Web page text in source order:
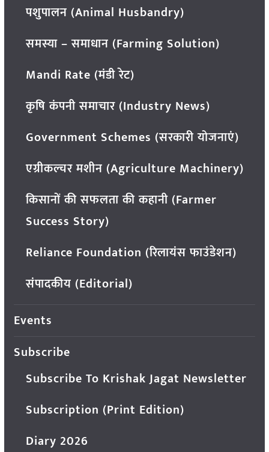
पशुपालन (Animal Husbandry)
समस्या – समाधान (Farming Solution)
Mandi Rate (मंडी रेट)
कृषि कंपनी समाचार (Industry News)
Government Schemes (सरकारी योजनाएं)
एग्रीकल्चर मशीन (Agriculture Machinery)
किसानों की सफलता की कहानी (Farmer
Success Story)
Reliance Foundation (रिलायंस फाउंडेशन)
संपादकीय (Editorial)
Events
Subscribe
Subscribe To Krishak Jagat Newsletter
Subscription (Print Edition)
Diary 2026